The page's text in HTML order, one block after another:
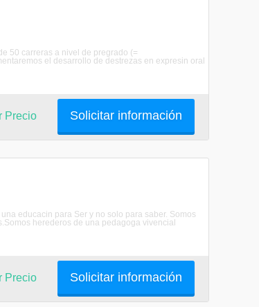
50 carreras a nivel de pregrado (=
el desarrollo de destrezas en expresin oral
Solicitar información
Precio
educacin para Ser y no solo para saber. Somos
herederos de una pedagoga vivencial
Solicitar información
Precio